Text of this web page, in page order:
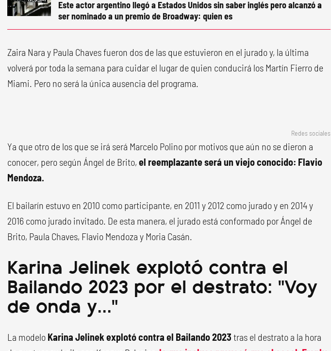
Este actor argentino llegó a Estados Unidos sin saber inglés pero alcanzó a
ser nominado a un premio de Broadway: quien es
Zaira Nara y Paula Chaves fueron dos de las que estuvieron en el jurado y, la última
volverá por toda la semana para cuidar el lugar de quien conducirá los Martín Fierro de
Miami. Pero no será la única ausencia del programa.
Redes sociales
Ya que otro de los que se irá será Marcelo Polino por motivos que aún no se dieron a
conocer, pero según Ángel de Brito, el reemplazante será un viejo conocido: Flavio
Mendoza.
El bailarín estuvo en 2010 como participante, en 2011 y 2012 como jurado y en 2014 y
2016 como jurado invitado. De esta manera, el jurado está conformado por Ángel de
Brito, Paula Chaves, Flavio Mendoza y Moria Casán.
Karina Jelinek explotó contra el
Bailando 2023 por el destrato: "Voy
de onda y..."
La modelo Karina Jelinek explotó contra el Bailando 2023 tras el destrato a la hora